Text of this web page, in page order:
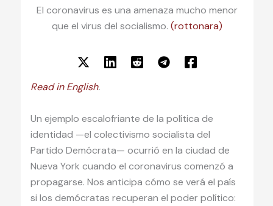
El coronavirus es una amenaza mucho menor
que el virus del socialismo. (rottonara)
Read in English.
Un ejemplo escalofriante de la política de
identidad —el colectivismo socialista del
Partido Demócrata— ocurrió en la ciudad de
Nueva York cuando el coronavirus comenzó a
propagarse. Nos anticipa cómo se verá el país
si los demócratas recuperan el poder político: